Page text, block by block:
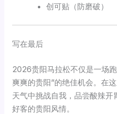
创可贴（防磨破）
写在最后
2026贵阳马拉松不仅是一场
爽爽的贵阳”的绝佳机会。在
天气中挑战自我，品尝酸辣开
好客的贵阳风情。